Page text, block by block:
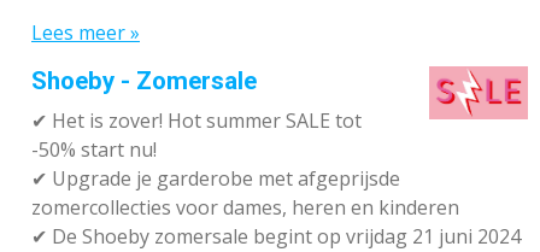
Lees meer »
Shoeby - Zomersale
✔ Het is zover! Hot summer SALE tot
-50% start nu!
✔ Upgrade je garderobe met afgeprijsde
zomercollecties voor dames, heren en kinderen
✔ De Shoeby zomersale begint op vrijdag 21 juni 2024